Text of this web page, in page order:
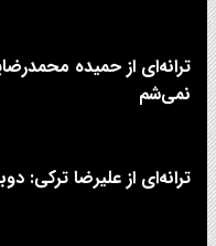
ترانه‌ای از حمیده
نمی‌شم
ترانه‌ای از علیرضا ترکی: